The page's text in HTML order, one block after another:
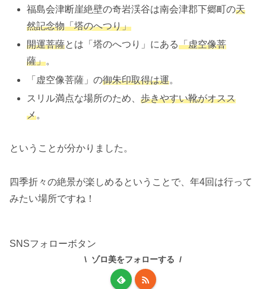
福島会津断崖絶壁の奇岩渓谷は南会津郡下郷町の天
然記念物「塔のへつり」
開運菩薩とは「塔のへつり」にある「虚空像菩
薩」。
「虚空像菩薩」の御朱印取得は運。
スリル満点な場所のため、歩きやすい靴がオスス
メ。
ということが分かりました。
四季折々の絶景が楽しめるということで、年4回は行って
みたい場所ですね！
SNSフォローボタン
ゾロ美をフォローする